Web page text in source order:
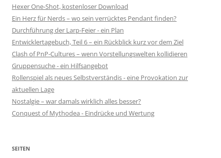
Hexer One-Shot, kostenloser Download
Ein Herz für Nerds – wo sein verrücktes Pendant finden?
Durchführung der Larp-Feier - ein Plan
Entwicklertagebuch, Teil 6 – ein Rückblick kurz vor dem Ziel
Clash of PnP-Cultures – wenn Vorstellungswelten kollidieren
Gruppensuche - ein Hilfsangebot
Rollenspiel als neues Selbstverständis - eine Provokation zur
aktuellen Lage
Nostalgie – war damals wirklich alles besser?
Conquest of Mythodea - Eindrücke und Wertung
SEITEN